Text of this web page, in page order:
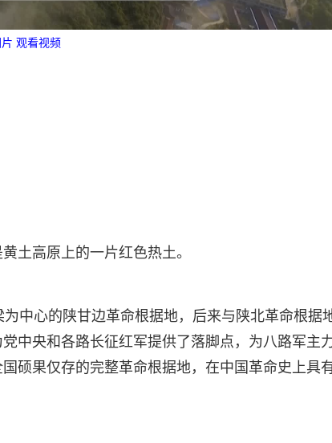
观看视频
土高原上的一片红色热土。
中心的陕甘边革命根据地，后来与陕北革命根据
中央和各路长征红军提供了落脚点，为八路军主
硕果仅存的完整革命根据地，在中国革命史上具